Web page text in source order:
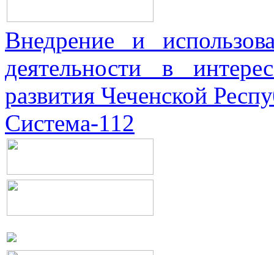
Внедрение и
деятельности в
развития Чеченской
Система-112